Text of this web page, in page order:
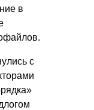
в
с